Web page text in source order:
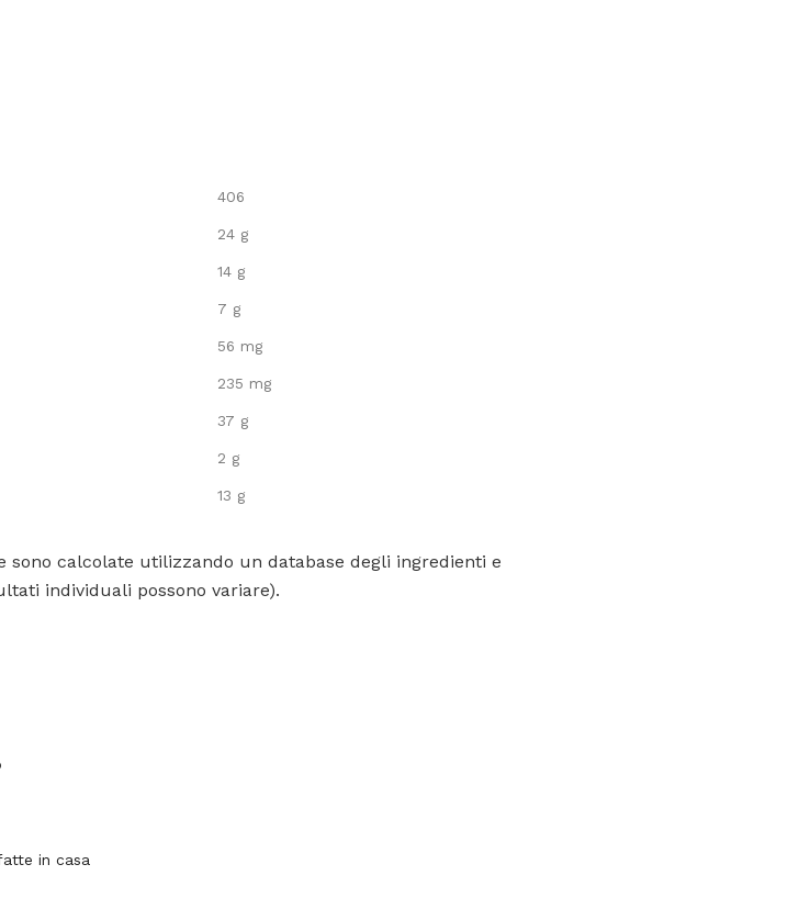
406
24 g
14 g
7 g
56 mg
235 mg
37 g
2 g
13 g
calcolate utilizzando un database degli ingredienti e
individuali possono variare).
in casa